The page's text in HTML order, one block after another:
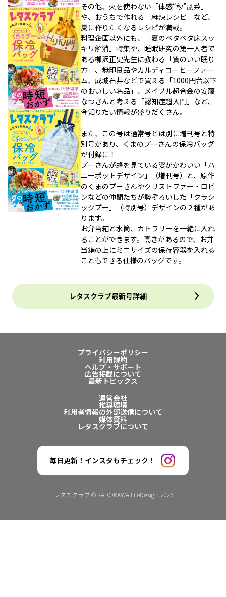
その他、火を使わない「体感“秒”副菜」
や、おうちで作れる「麻辣レシピ」など、
夏に作りたくなるレシピが満載。
料理企画以外にも、「夏のベタベタ床スッ
キリ解消」特集や、睡眠研究の第一人者で
ある柳沢正史先生に教わる「質のいい眠り
方」、無印良品やカルディコーヒーファー
ム、成城石井などで買える「1000円台以下
のおいしい名品」、メイプル超合金の安藤
なつさんと考える「認知症超入門」など、
今知りたい情報が盛りだくさん。
また、この号は通常号とは別に増刊号と特
別号があり、くまのプーさんの保冷バッグ
が付録に！
プーさんが蜂を見ている姿がかわいい「ハ
ニーポットデザイン」（増刊号）と、原作
のくまのプーさんやクリストファー・ロビ
ンなどの仲間たちが勢ぞろいした「クラシ
ックプー」（特別号）デザインの２種があ
ります。
お弁当箱と水筒、カトラリーを一緒に入れ
ることができます。高さがあるので、お弁
当箱の上にミニサイズの保存容器を入れる
こともできる仕様のバッグです。
レタスクラブ最新号詳細
プライバシーポリシー
利用規約
ヘルプ・サポート
広告掲載について
最新トピックス
運営会社
推奨環境
利用者情報の外部送信について
媒体資料
レタスクラブについて
毎日更新！インスタもチェック！
レタスクラブ © KADOKAWA LifeDesign. 2026